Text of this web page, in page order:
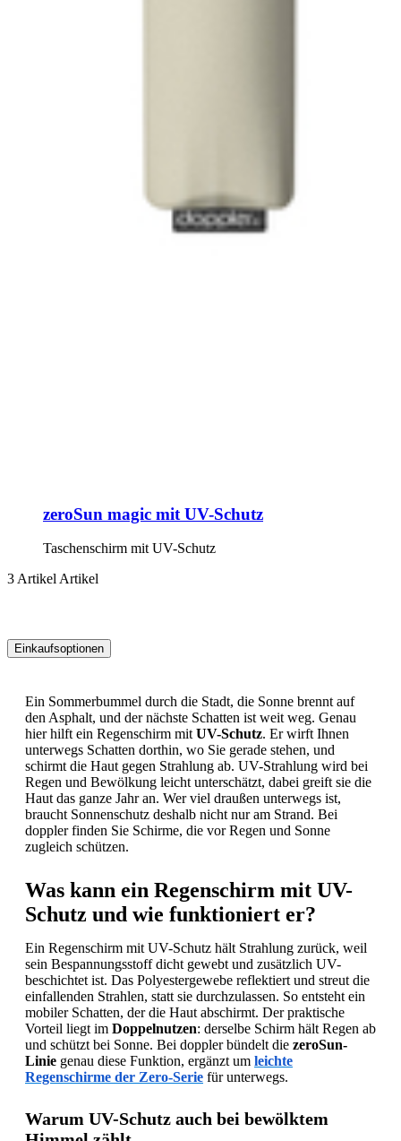
Einkaufsoptionen
Produktliste
springen
zeroSun magic mit UV-Schutz
Taschenschirm mit UV-Schutz
3 Artikel Artikel
Ein Sommerbummel durch die Stadt, die Sonne brennt auf
den Asphalt, und der nächste Schatten ist weit weg. Genau
hier hilft ein Regenschirm mit UV-Schutz. Er wirft Ihnen
unterwegs Schatten dorthin, wo Sie gerade stehen, und
schirmt die Haut gegen Strahlung ab. UV-Strahlung wird bei
Regen und Bewölkung leicht unterschätzt, dabei greift sie die
Haut das ganze Jahr an. Wer viel draußen unterwegs ist,
braucht Sonnenschutz deshalb nicht nur am Strand. Bei
doppler finden Sie Schirme, die vor Regen und Sonne
zugleich schützen.
Was kann ein Regenschirm mit UV-
Schutz und wie funktioniert er?
Ein Regenschirm mit UV-Schutz hält Strahlung zurück, weil
sein Bespannungsstoff dicht gewebt und zusätzlich UV-
beschichtet ist. Das Polyestergewebe reflektiert und streut die
einfallenden Strahlen, statt sie durchzulassen. So entsteht ein
mobiler Schatten, der die Haut abschirmt. Der praktische
Vorteil liegt im Doppelnutzen: derselbe Schirm hält Regen ab
und schützt bei Sonne. Bei doppler bündelt die zeroSun-
Linie genau diese Funktion, ergänzt um leichte
Regenschirme der Zero-Serie für unterwegs.
Warum UV-Schutz auch bei bewölktem